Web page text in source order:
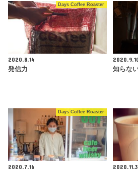
Days Coffee Roaster
2020.8.14
発信力
知らな
Days Coffee Roaster
2020.7.16
2020.11.3